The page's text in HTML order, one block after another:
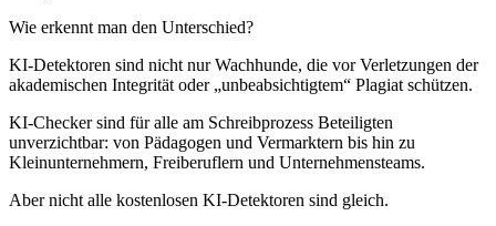
Wie erkennt man den Unterschied?
KI-Detektoren sind nicht nur Wachhunde, die vor Verletzungen der
akademischen Integrität oder „unbeabsichtigtem“ Plagiat schützen.
KI-Checker sind für alle am Schreibprozess Beteiligten
unverzichtbar: von Pädagogen und Vermarktern bis hin zu
Kleinunternehmern, Freiberuflern und Unternehmensteams.
Aber nicht alle kostenlosen KI-Detektoren sind gleich.